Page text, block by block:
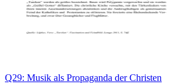
Q29: Musik als Propaganda der Christen